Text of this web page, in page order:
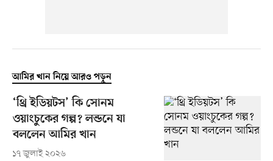
আমির খান নিয়ে আরও পড়ুন
‘থ্রি ইডিয়টস’ কি সোনম
ওয়াংচুকের গল্প? লন্ডনে যা
বললেন আমির খান
১৭ জুলাই ২০২৬